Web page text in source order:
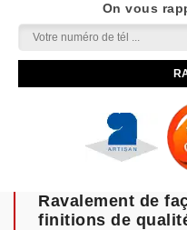
On vous
Ravalement de
finitions de